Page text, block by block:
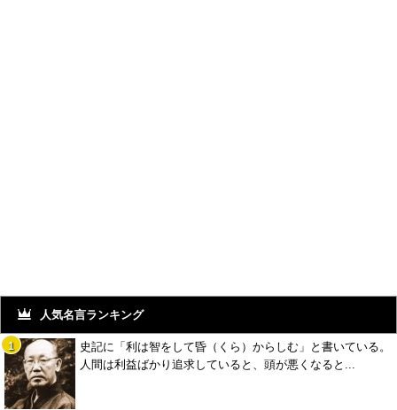
人気名言ランキング
史記に「利は智をして昏（くら）からしむ」と書いている。
人間は利益ばかり追求していると、頭が悪くなると...